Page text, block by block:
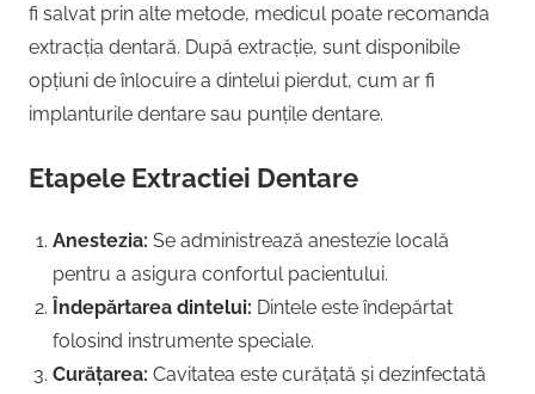
fi salvat prin alte metode, medicul poate recomanda
extracția dentară. După extracție, sunt disponibile
opțiuni de înlocuire a dintelui pierdut, cum ar fi
implanturile dentare sau punțile dentare.
Etapele Extractiei Dentare
Anestezia: Se administrează anestezie locală
pentru a asigura confortul pacientului.
Îndepărtarea dintelui: Dintele este îndepărtat
folosind instrumente speciale.
Curățarea: Cavitatea este curățată și dezinfectată